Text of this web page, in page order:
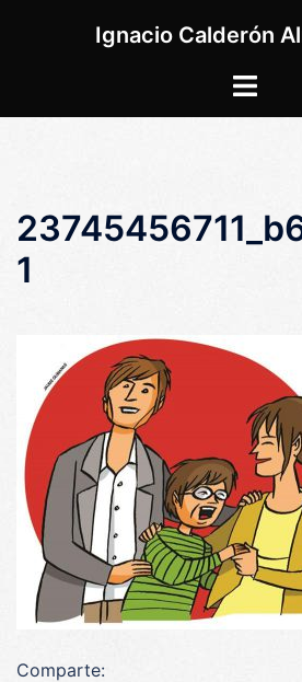
Ignacio Calderón
Alternar
1
Comparte: